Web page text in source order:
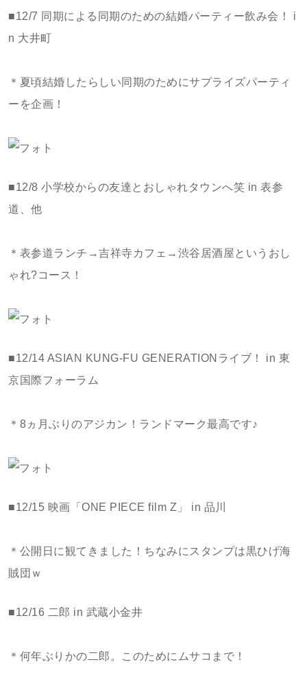
■12/7 同期による同期のための結婚パーティー飲み会！ i
n 大井町
＊夏頃結婚したらしい同期のためにサプライズパーティ
ーを企画！
■12/8 小学校からの友達とおしゃれタウンへ笑 in 表参
道、他
＊表参道ランチ→吉祥寺カフェ→渋谷居酒屋というおし
ゃれ?コース！
■12/14 ASIAN KUNG-FU GENERATIONライブ！ in 東
京国際フォーラム
＊8ヵ月ぶりのアジカン！ランドマーク最高です♪
■12/15 映画「ONE PIECE film Z」 in 品川
＊公開日に観てきました！ちなみにスタンプは黒ひげ海
賊団ｗ
■12/16 二郎 in 武蔵小金井
＊何年ぶりかの二郎。このためにムサコまで！